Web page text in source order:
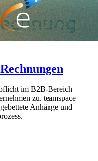
im B2B-Bereich
zu. teamspace
Anhänge und